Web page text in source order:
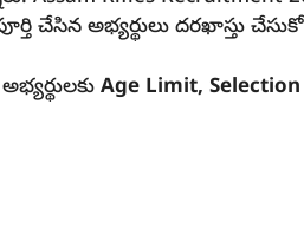
చేసిన అభ్యర్థులు దరఖాస్తు
Age Limit, Selection